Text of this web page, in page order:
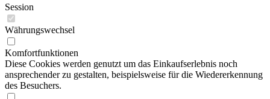
Session
Währungswechsel
Komfortfunktionen
Diese Cookies werden genutzt um das Einkaufserlebnis noch
ansprechender zu gestalten, beispielsweise für die Wiedererkennung
des Besuchers.